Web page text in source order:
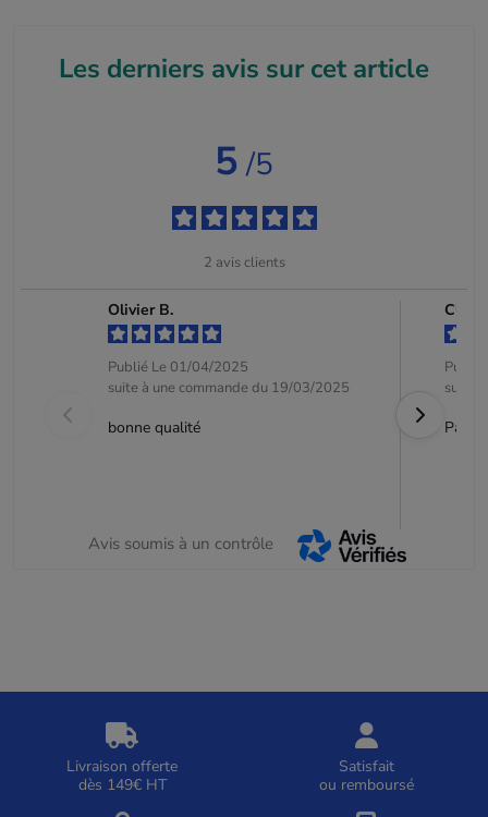
Les derniers avis sur cet article
5 /5
2 avis clients
Olivier B.
Publié Le 01/04/2025
suite à une commande du 19/03/2025
bonne qualité
suite
Avis soumis à un contrôle
Livraison offerte
dès 149€ HT
Satisfait
ou remboursé